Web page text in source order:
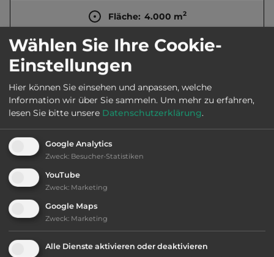
Fläche: 4.000 m2
Telefon: 0039 0187 800400
Ausstattung:
Klassifizierung: befriedigend
Lage: schön
Platzeinrichtung: befriedigend
Wählen Sie Ihre Cookie-
Einstellungen
Hier können Sie einsehen und anpassen, welche
Information wir über Sie sammeln. Um mehr zu erfahren,
lesen Sie bitte unsere Datenschutzerklärung.
Google Analytics
Zweck: Besucher-Statistiken
YouTube
Zweck: Marketing
Google Maps
Zweck: Marketing
Alle Dienste aktivieren oder deaktivieren